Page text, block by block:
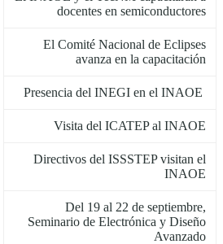
docentes en semiconductores
El Comité Nacional de Eclipses
avanza en la capacitación
Presencia del INEGI en el INAOE
Visita del ICATEP al INAOE
Directivos del ISSSTEP visitan el
INAOE
Del 19 al 22 de septiembre,
Seminario de Electrónica y Diseño
Avanzado